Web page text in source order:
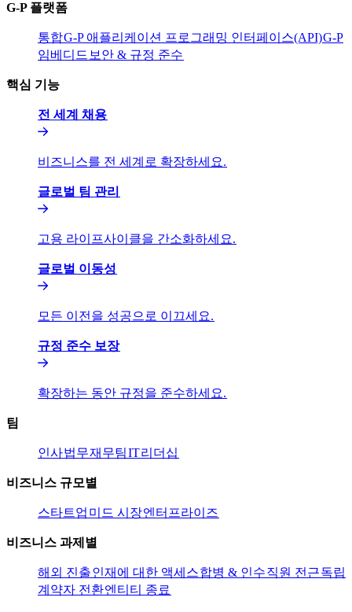
G-P 플랫폼​​
통합​​G-P 애플리케이션 프로그래밍 인터페이스(API)​​G-P
임베디드​​ 보안 & 규정 준수​​
핵심 기능​​
전 세계 채용​​
비즈니스를 전 세계로 확장하세요.​​
글로벌 팀 관리​​
고용 라이프사이클을 간소화하세요.​​
글로벌 이동성​​
모든 이전을 성공으로 이끄세요.​​
규정 준수 보장​​
확장하는 동안 규정을 준수하세요.​​
팀​​
인사​​법무​​재무팀​​IT​​리더십​​
비즈니스 규모별​​
스타트업​​ 미드 시장​​엔터프라이즈​​
비즈니스 과제별​​
해외 진출​​인재에 대한 액세스​​합병 & 인수​​직원 전근​​독립
계약자 전환​​엔티티 종료​​